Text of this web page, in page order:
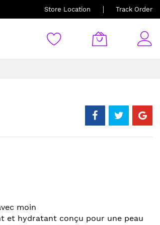
Store Location Track Order
moin
et hydratant conçu pour une peau